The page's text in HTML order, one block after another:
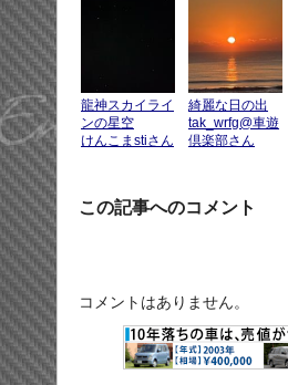
龍神スカイライ
ンの星空
けんこまstiさん
綺麗な日の出
tak_wrfg@車遊
倶楽部さん
この記事へのコメント
コメントはありません。